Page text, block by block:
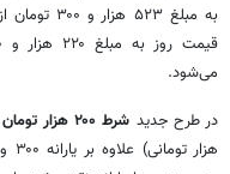
به مبلغ
می‌شود.
در طرح جدید شرط ۲۰۰ هزار تومان خرید از یارانه حذف شده